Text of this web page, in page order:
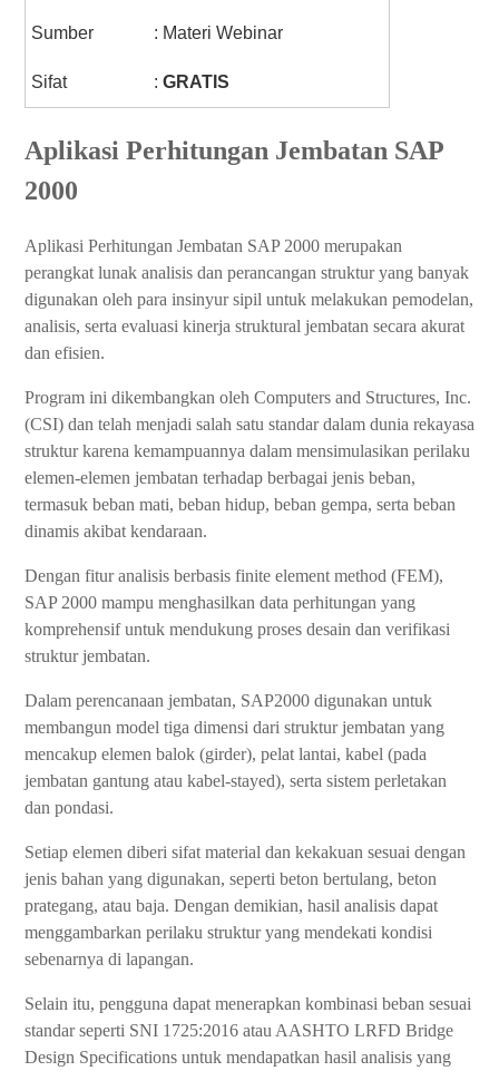
Sumber : Materi Webinar
Sifat : GRATIS
Aplikasi Perhitungan Jembatan SAP
2000
Aplikasi Perhitungan Jembatan SAP 2000 merupakan
perangkat lunak analisis dan perancangan struktur yang banyak
digunakan oleh para insinyur sipil untuk melakukan pemodelan,
analisis, serta evaluasi kinerja struktural jembatan secara akurat
dan efisien.
Program ini dikembangkan oleh Computers and Structures, Inc.
(CSI) dan telah menjadi salah satu standar dalam dunia rekayasa
struktur karena kemampuannya dalam mensimulasikan perilaku
elemen-elemen jembatan terhadap berbagai jenis beban,
termasuk beban mati, beban hidup, beban gempa, serta beban
dinamis akibat kendaraan.
Dengan fitur analisis berbasis finite element method (FEM),
SAP 2000 mampu menghasilkan data perhitungan yang
komprehensif untuk mendukung proses desain dan verifikasi
struktur jembatan.
Dalam perencanaan jembatan, SAP2000 digunakan untuk
membangun model tiga dimensi dari struktur jembatan yang
mencakup elemen balok (girder), pelat lantai, kabel (pada
jembatan gantung atau kabel-stayed), serta sistem perletakan
dan pondasi.
Setiap elemen diberi sifat material dan kekakuan sesuai dengan
jenis bahan yang digunakan, seperti beton bertulang, beton
prategang, atau baja. Dengan demikian, hasil analisis dapat
menggambarkan perilaku struktur yang mendekati kondisi
sebenarnya di lapangan.
Selain itu, pengguna dapat menerapkan kombinasi beban sesuai
standar seperti SNI 1725:2016 atau AASHTO LRFD Bridge
Design Specifications untuk mendapatkan hasil analisis yang